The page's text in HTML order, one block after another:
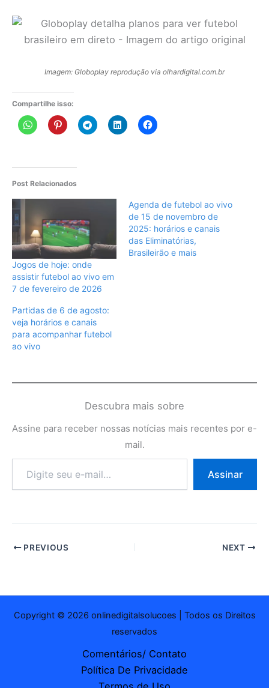
Imagem: Globoplay reprodução via olhardigital.com.br
Compartilhe isso:
Post Relacionados
Jogos de hoje: onde
assistir futebol ao vivo em
7 de fevereiro de 2026
Agenda de futebol ao vivo
de 15 de novembro de
2025: horários e canais
das Eliminatórias,
Brasileirão e mais
Partidas de 6 de agosto:
veja horários e canais
para acompanhar futebol
ao vivo
Descubra mais sobre
Assine para receber nossas notícias mais recentes por e-
mail.
e-
Assinar
PREVIOUS NEXT
Copyright © 2026 onlinedigitalsolucoes | Todos os Direitos
reservados
Comentários/ Contato
Política De Privacidade